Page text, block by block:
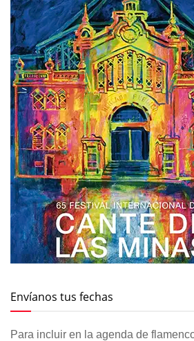
Envíanos tus fechas
Para incluir en la agenda de